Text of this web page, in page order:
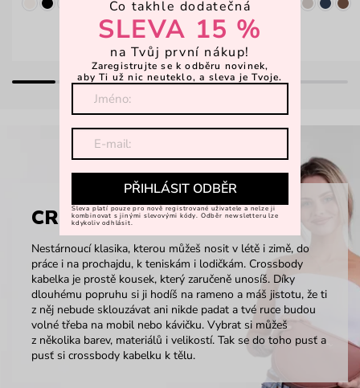
CROSSBODY
Nestárnoucí klasika, kterou můžeš nosit v létě i zimě, do
práce i na prochajdu, k teniskám i lodičkám. Crossbody
kabelka je prostě kousek, který zaručeně unosíš. Díky
dlouhému popruhu si ji hodíš na rameno a máš jistotu, že ti
z něj nebude sklouzávat ani nikde padat a tvé ruce budou
volné třeba na mobil nebo kávičku. Vybrat si můžeš
z několika barev, materiálů i velikostí. Tak se do toho pusť a
pusť si crossbody kabelku k tělu.
Co takhle dodatečná
SLEVA 15 %
na Tvůj první nákup!
Zaregistrujte se k odběru novinek,
aby Ti už nic neuteklo, a sleva je Tvoje.
PŘIHLÁSIT ODBĚR
Sleva platí pouze pro nově registrované uživatele a nelze ji
kombinovat s jinými slevovými kódy. Odběr newsletteru lze
kdykoliv odhlásit.